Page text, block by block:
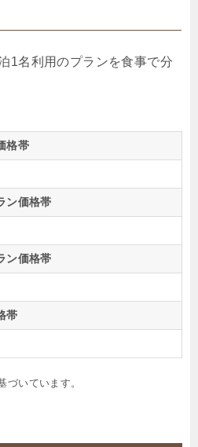
1名利用のプランを食事で分
格帯
ン価格帯
ン価格帯
帯
づいています。